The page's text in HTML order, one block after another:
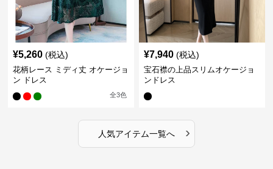
¥5,260 (税込)
花柄レース ミディ丈 オケージョ
ン ドレス
全3色
¥7,940 (税込)
宝石襟の上品スリムオケージョ
ンドレス
人気アイテム一覧へ ›